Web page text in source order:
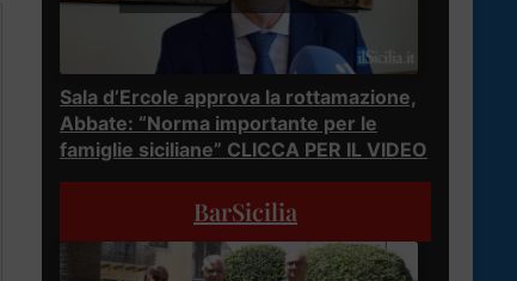
Sala d’Ercole approva la rottamazione,
Abbate: “Norma importante per le
famiglie siciliane” CLICCA PER IL VIDEO
BarSicilia